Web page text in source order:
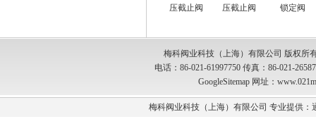
压截止阀
压截止阀
锁定阀
梅科阀业科技（上海）有限公司 版权所
电话：86-021-61997750 传真：86-021-
GoogleSitemap 网址：
梅科阀业科技（上海）有限公司 专业提供